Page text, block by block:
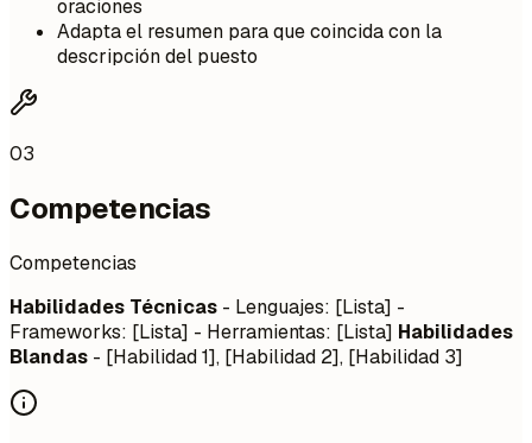
oraciones
Adapta el resumen para que coincida con la
descripción del puesto
03
Competencias
Competencias
Habilidades Técnicas - Lenguajes: [Lista] -
Frameworks: [Lista] - Herramientas: [Lista] Habilidades
Blandas - [Habilidad 1], [Habilidad 2], [Habilidad 3]